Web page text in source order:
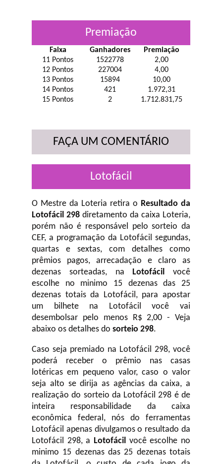
Premiação
Faixa Ganhadores
Premiação
11 Pontos
1522778
2,00
12 Pontos
227004
4,00
13 Pontos
15894
10,00
14 Pontos
421
1.972,31
15 Pontos
2 1.712.831,75
FAÇA UM COMENTÁRIO
Lotofácil
O Mestre da Loteria retira o Resultado da
Lotofácil 298 diretamento da caixa Loteria,
porém não é responsável pelo sorteio da
CEF, a programação da Lotofácil segundas,
quartas e sextas, com detalhes como
prêmios pagos, arrecadação e claro as
dezenas sorteadas, na Lotofácil você
escolhe no minimo 15 dezenas das 25
dezenas totais da Lotofácil, para apostar
um bilhete na Lotofácil você vai
desembolsar pelo menos R$ 2,00 - Veja
abaixo os detalhes do sorteio 298.
Caso seja premiado na Lotofácil 298, você
poderá receber o prêmio nas casas
lotéricas em pequeno valor, caso o valor
seja alto se dirija as agências da caixa, a
realização do sorteio da Lotofácil 298 é de
inteira responsabilidade da caixa
econômica federal, nós do ferramentas
Lotofácil apenas divulgamos o resultado da
Lotofácil 298, a Lotofácil você escolhe no
minimo 15 dezenas das 25 dezenas totais